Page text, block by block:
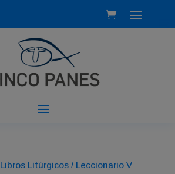
Libros Litúrgicos/ Leccionario V